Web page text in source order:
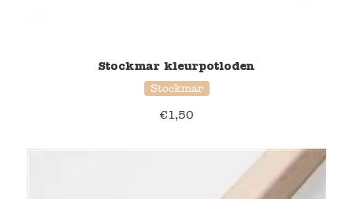
Stockmar kleurpotloden
Stockmar
€1,50